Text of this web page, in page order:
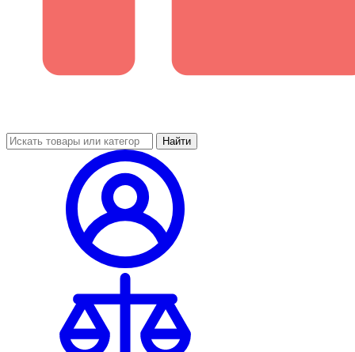
Найти